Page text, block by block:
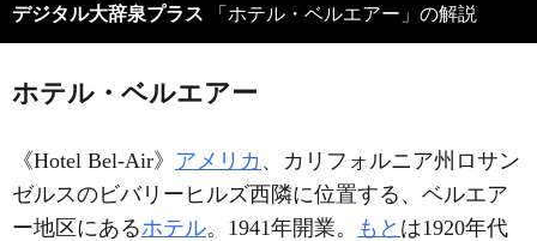
デジタル大辞泉プラス 「ホテル・ベルエアー」の解説
ホテル・ベルエアー
《Hotel Bel-Air》 アメリカ 、カリフォルニア州ロサン
ゼルスのビバリーヒルズ西隣に位置する、ベルエア
ー地区にあるホテル。1941年開業。 もと は1920年代